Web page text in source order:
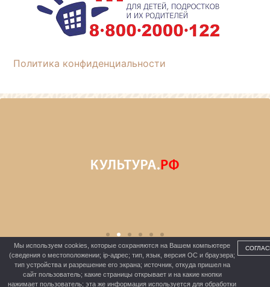
Политика конфиденциальности
МБУК «ШЕРБАКУЛЬСКАЯ ЦКС»
Мы используем cookies, которые сохраняются на Вашем компьютере
(сведения о местоположении; ip-адрес; тип, язык, версия ОС и браузера;
тип устройства и разрешение его экрана; источник, откуда пришел на
сайт пользователь; какие страницы открывает и на какие кнопки
нажимает пользователь; эта же информация используется для обработки